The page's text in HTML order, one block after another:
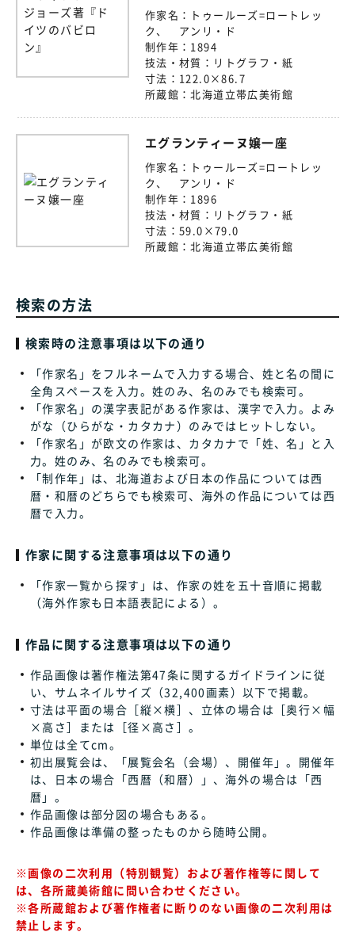
作家名： トゥールーズ=ロートレッ
ク、 アンリ・ド
制作年： 1894
技法・材質： リトグラフ・紙
寸法： 122.0×86.7
所蔵館：北海道立帯広美術館
エグランティーヌ嬢一座
作家名： トゥールーズ=ロートレッ
ク、 アンリ・ド
制作年： 1896
技法・材質： リトグラフ・紙
寸法： 59.0×79.0
所蔵館：北海道立帯広美術館
検索の方法
検索時の注意事項は以下の通り
「作家名」をフルネームで入力する場合、姓と名の間に
全角スペースを入力。姓のみ、名のみでも検索可。
「作家名」の漢字表記がある作家は、漢字で入力。よみ
がな（ひらがな・カタカナ）のみではヒットしない。
「作家名」が欧文の作家は、カタカナで「姓、名」と入
力。姓のみ、名のみでも検索可。
「制作年」は、北海道および日本の作品については西
暦・和暦のどちらでも検索可、海外の作品については西
暦で入力。
作家に関する注意事項は以下の通り
「作家一覧から探す」は、作家の姓を五十音順に掲載
（海外作家も日本語表記による）。
作品に関する注意事項は以下の通り
作品画像は著作権法第47条に関するガイドラインに従
い、サムネイルサイズ（32,400画素）以下で掲載。
寸法は平面の場合［縦×横］、立体の場合は［奥行×幅
×高さ］または［径×高さ］。
単位は全てcm。
初出展覧会は、「展覧会名（会場）、開催年」。開催年
は、日本の場合「西暦（和暦）」、海外の場合は「西
暦」。
作品画像は部分図の場合もある。
作品画像は準備の整ったものから随時公開。
※画像の二次利用（特別観覧）および著作権等に関して
は、各所蔵美術館に問い合わせください。
※各所蔵館および著作権者に断りのない画像の二次利用は
禁止します。